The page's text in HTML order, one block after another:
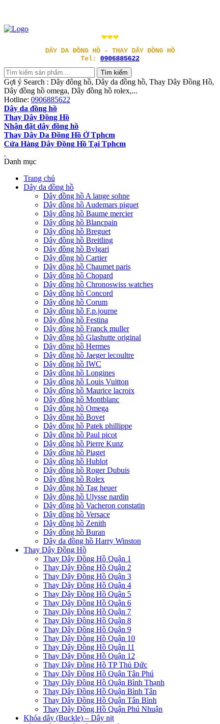
❤❤❤
DÂY DA ĐỒNG HỒ - THAY DÂY ĐỒNG HỒ
Tel: 0906885622
Gợi ý Search : Dây đông hồ, Dây da đồng hồ, Thay Dây Đồng Hồ,
Dây đồng hồ omega, Dây đồng hồ rolex,...
Hotline: 0906885622
Dây da đồng hồ
Thay Dây Đồng Hồ
Nhận đặt dây đồng hồ
Thay Dây Da Đồng Hồ Ở Tphcm
Cửa Hàng Dây Đồng Hồ Tại Tphcm
Danh mục
Trang chủ
Dây da đồng hồ
Dây đồng hồ A lange sohne
Dây đồng hồ Audemars piguet
Dây đồng hồ Baume mercier
Dây đồng hồ Blancpain
Dây đồng hồ Breguet
Dây đồng hồ Breitling
Dây đồng hồ Bvlgari
Dây đồng hồ Cartier
Dây đồng hồ Chaumet paris
Dây đồng hồ Chopard
Dây đồng hồ Chronoswiss watches
Dây đồng hồ Concord
Dây đồng hồ Corum
Dây đồng hồ F.p.journe
Dây đồng hồ Festina
Dây đồng hồ Franck muller
Dây đồng hồ Glashutte original
Dây đồng hồ Hermes
Dây đồng hồ Jaeger lecoultre
Dây đồng hồ IWC
Dây đồng hồ Longines
Dây đồng hồ Louis Vuitton
Dây đồng hồ Maurice lacroix
Dây đồng hồ Montblanc
Dây đồng hồ Omega
Dây đồng hồ Bovet
Dây đồng hồ Patek phillippe
Dây đồng hồ Paul picot
Dây đồng hồ Pierre Kunz
Dây đồng hồ Piaget
Dây đồng hồ Hublot
Dây đồng hồ Roger Dubuis
Dây đồng hồ Rolex
Dây đồng hồ Tag heuer
Dây đồng hồ Ulysse nardin
Dây đồng hồ Vacheron constatin
Dây đồng hồ Versace
Dây đồng hồ Zenith
Dây đồng hồ Buran
Dây da đồng hồ Harry Winston
Thay Dây Đồng Hồ
Thay Dây Đồng Hồ Quận 1
Thay Dây Đồng Hồ Quận 2
Thay Dây Đồng Hồ Quận 3
Thay Dây Đồng Hồ Quận 4
Thay Dây Đồng Hồ Quận 5
Thay Dây Đồng Hồ Quận 6
Thay Dây Đồng Hồ Quận 7
Thay Dây Đồng Hồ Quận 8
Thay Dây Đồng Hồ Quận 9
Thay Dây Đồng Hồ Quận 10
Thay Dây Đồng Hồ Quận 11
Thay Dây Đồng Hồ Quận 12
Thay Dây Đồng Hồ TP Thủ Đức
Thay Dây Đồng Hồ Quận Tân Phú
Thay Dây Đồng Hồ Quận Bình Thạnh
Thay Dây Đồng Hồ Quận Bình Tân
Thay Dây Đồng Hồ Quận Tân Bình
Thay Dây Đồng Hồ Quận Phú Nhuận
Khóa dây (Buckle) – Dây nịt